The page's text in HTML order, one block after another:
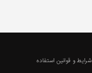
شرایط و قوانین استفاده